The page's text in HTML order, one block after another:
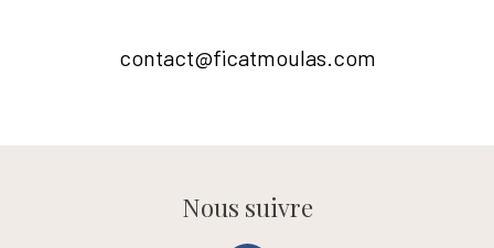
contact@ficatmoulas.com
Nous suivre